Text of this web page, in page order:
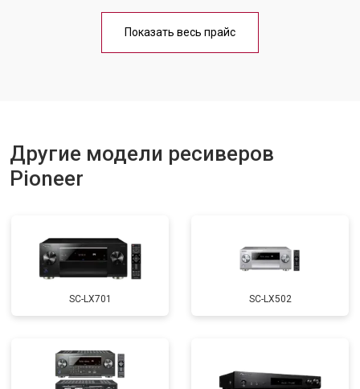
Показать весь прайс
Другие модели ресиверов
Pioneer
SC-LX701 SC-LX502